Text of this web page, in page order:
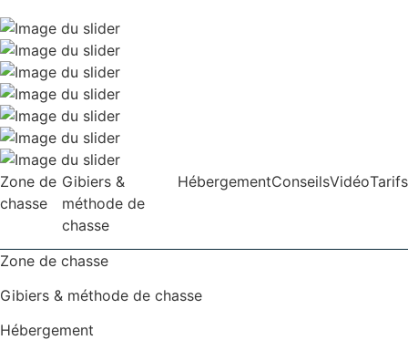
Zone de
chasse
Gibiers &
méthode de
chasse
HébergementConseilsVidéoTarifs
Zone de chasse
Gibiers & méthode de chasse
Hébergement